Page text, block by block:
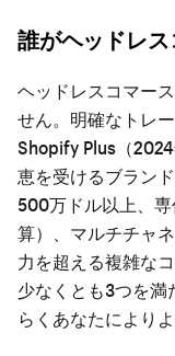
誰がヘッドレ
ヘッドレスコマー
せん。明確なトレ
Shopify Plus（
恵を受けるブラン
500万ドル以上、
算）、マルチチャ
力を超える複雑な
少なくとも3つを満
らくあなたにより